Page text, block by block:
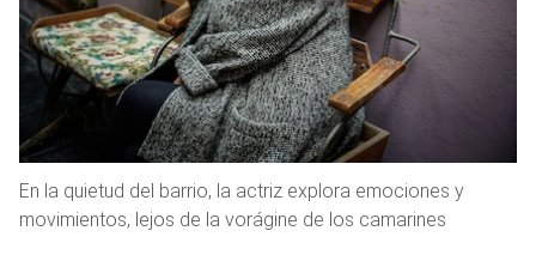
En la quietud del barrio, la actriz explora emociones y
movimientos, lejos de la vorágine de los camarines